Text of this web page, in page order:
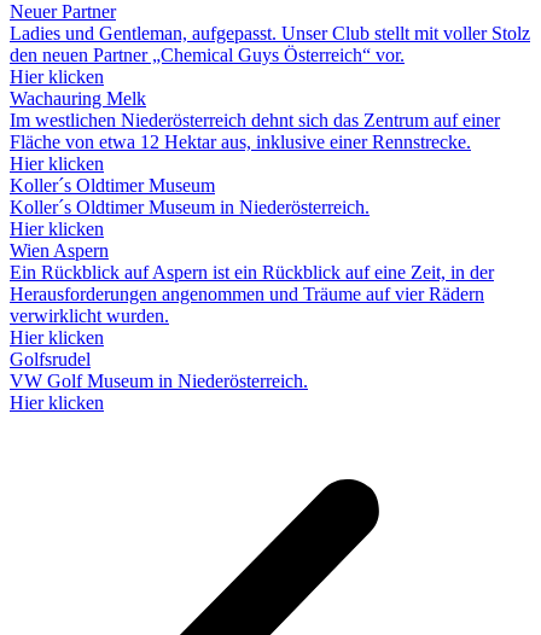
Neuer Partner
Ladies und Gentleman, aufgepasst. Unser Club stellt mit voller Stolz
den neuen Partner „Chemical Guys Österreich“ vor.
Hier klicken
Wachauring Melk
Im westlichen Niederösterreich dehnt sich das Zentrum auf einer
Fläche von etwa 12 Hektar aus, inklusive einer Rennstrecke.
Hier klicken
Koller´s Oldtimer Museum
Koller´s Oldtimer Museum in Niederösterreich.
Hier klicken
Wien Aspern
Ein Rückblick auf Aspern ist ein Rückblick auf eine Zeit, in der
Herausforderungen angenommen und Träume auf vier Rädern
verwirklicht wurden.
Hier klicken
Golfsrudel
VW Golf Museum in Niederösterreich.
Hier klicken